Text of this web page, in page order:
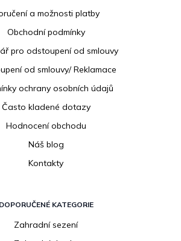
a možnosti platby
Obchodní podmínky
pro odstoupení od smlouvy
od smlouvy/ Reklamace
ochrany osobních údajů
Často kladené dotazy
Hodnocení obchodu
Náš blog
Kontakty
DOPORUČENÉ KATEGORIE
Zahradní sezení